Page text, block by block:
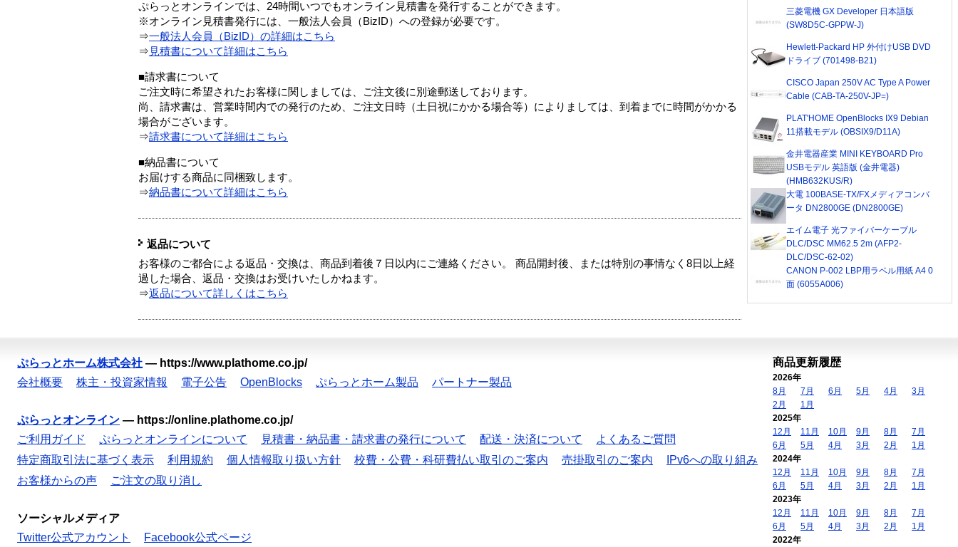
ぷらっとオンラインでは、24時間いつでもオンライン見積書を発行することができます。
※オンライン見積書発行には、一般法人会員（BizID）への登録が必要です。
⇒一般法人会員（BizID）の詳細はこちら
⇒ 見積書について詳細はこちら
■請求書について
ご注文時に希望されたお客様に関しましては、ご注文後に別途郵送しております。
尚、請求書は、営業時間内での発行のため、ご注文日時（土日祝にかかる場合等）によりましては、到着までに時間がかかる
場合がございます。
⇒請求書について詳細はこちら
■納品書について
お届けする商品に同梱致します。
⇒納品書について詳細はこちら
返品について
お客様のご都合による返品・交換は、商品到着後７日以内にご連絡ください。 商品開封後、または特別の事情なく8日以上経
過した場合、返品・交換はお受けいたしかねます。
⇒返品について詳しくはこちら
三菱電機 GX Developer 日本語版
(SW8D5C-GPPW-J)
Hewlett-Packard HP 外付けUSB DVD
ドライブ (701498-B21)
CISCO Japan 250V AC Type A Power
Cable (CAB-TA-250V-JP=)
PLAT'HOME OpenBlocks IX9 Debian
11搭載モデル (OBSIX9/D11A)
金井電器産業 MINI KEYBOARD Pro
USBモデル 英語版 (金井電器)
(HMB632KUS/R)
大電 100BASE-TX/FXメディアコンバ
ータ DN2800GE (DN2800GE)
エイム電子 光ファイバーケーブル
DLC/DSC MM62.5 2m (AFP2-
DLC/DSC-62-02)
CANON P-002 LBP用ラベル用紙 A4 0
面 (6055A006)
ぷらっとホーム株式会社 — https://www.plathome.co.jp/
会社概要
株主・投資家情報 電子公告 OpenBlocks ぷらっとホーム製品 パートナー製品
ぷらっとオンライン — https://online.plathome.co.jp/
ご利用ガイド
ぷらっとオンラインについて 見積書・納品書・請求書の発行について 配送・決済について
よくあるご質問
特定商取引法に基づく表示
利用規約 個人情報取り扱い方針 校費・公費・科研費払い取引のご案内 売掛取引のご案内
IPv6への取り組み
お客様からの声
ご注文の取り消し
ソーシャルメディア
Twitter公式アカウント
Facebook公式ページ
商品更新履歴
2026年
8月
7月 6月 5月 4月
3月
2月
1月
2025年
12月
11月 10月 9月 8月
7月
6月
5月 4月 3月 2月
1月
2024年
12月
11月 10月 9月 8月
7月
6月
5月 4月 3月 2月
1月
2023年
12月
11月 10月 9月 8月
7月
6月
5月 4月 3月 2月
1月
2022年